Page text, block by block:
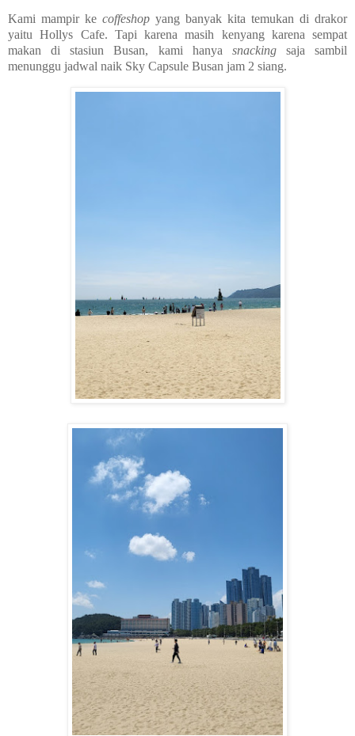
Kami mampir ke coffeshop yang banyak kita temukan di drakor
yaitu Hollys Cafe. Tapi karena masih kenyang karena sempat
makan di stasiun Busan, kami hanya snackingsaja sambil
menunggu jadwal naik Sky Capsule Busan jam 2 siang.